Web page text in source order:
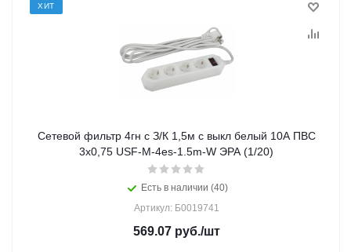
ХИТ
Сетевой фильтр 4гн с З/К 1,5м с выкл белый 10А ПВС
3x0,75 USF-M-4es-1.5m-W ЭРА (1/20)
Есть в наличии (40)
Артикул: Б0019741
569.07руб./шт